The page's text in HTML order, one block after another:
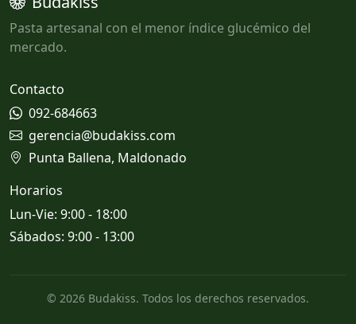
Pasta artesanal con el menor índice glucémico del
mercado.
Contacto
092-684663
gerencia@budakiss.com
Punta Ballena, Maldonado
Horarios
Lun-Vie: 9:00 - 18:00
Sábados: 9:00 - 13:00
© 2026 Budakiss. Todos los derechos reservados.